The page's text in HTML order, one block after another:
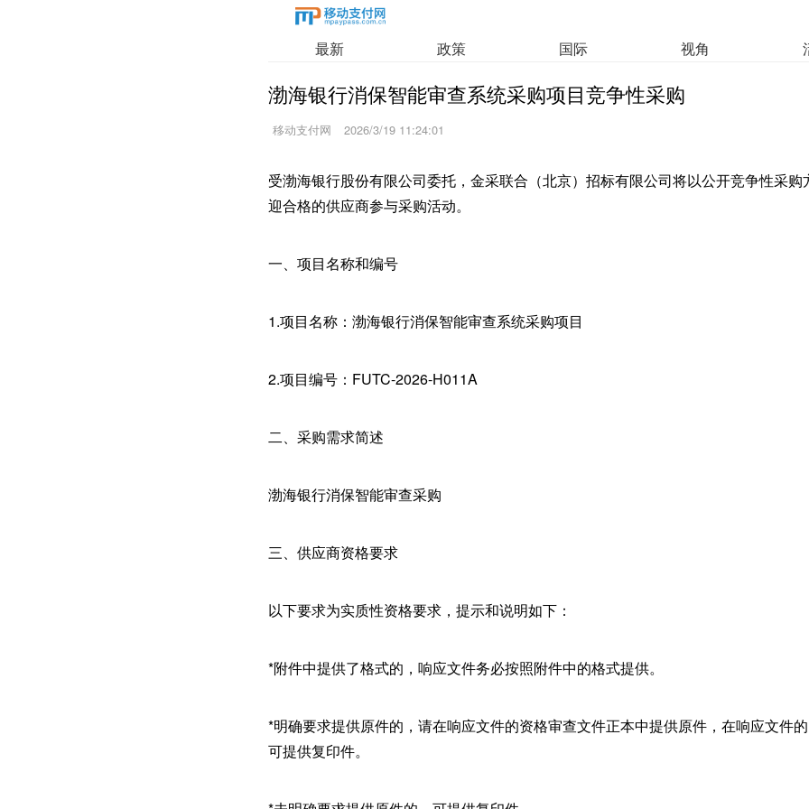
最新 政策 国际 视角
渤海银行消保智能审查系统采购项目竞争性采购
移动支付网 2026/3/19 11:24:01
受渤海银行股份有限公司委托，金采联合（北京）招标有限公司将以公开竞争性采购
迎合格的供应商参与采购活动。
一、项目名称和编号
1.项目名称：渤海银行消保智能审查系统采购项目
2.项目编号：FUTC-2026-H011A
二、采购需求简述
渤海银行消保智能审查采购
三、供应商资格要求
以下要求为实质性资格要求，提示和说明如下：
*附件中提供了格式的，响应文件务必按照附件中的格式提供。
*明确要求提供原件的，请在响应文件的资格审查文件正本中提供原件，在响应文件
可提供复印件。